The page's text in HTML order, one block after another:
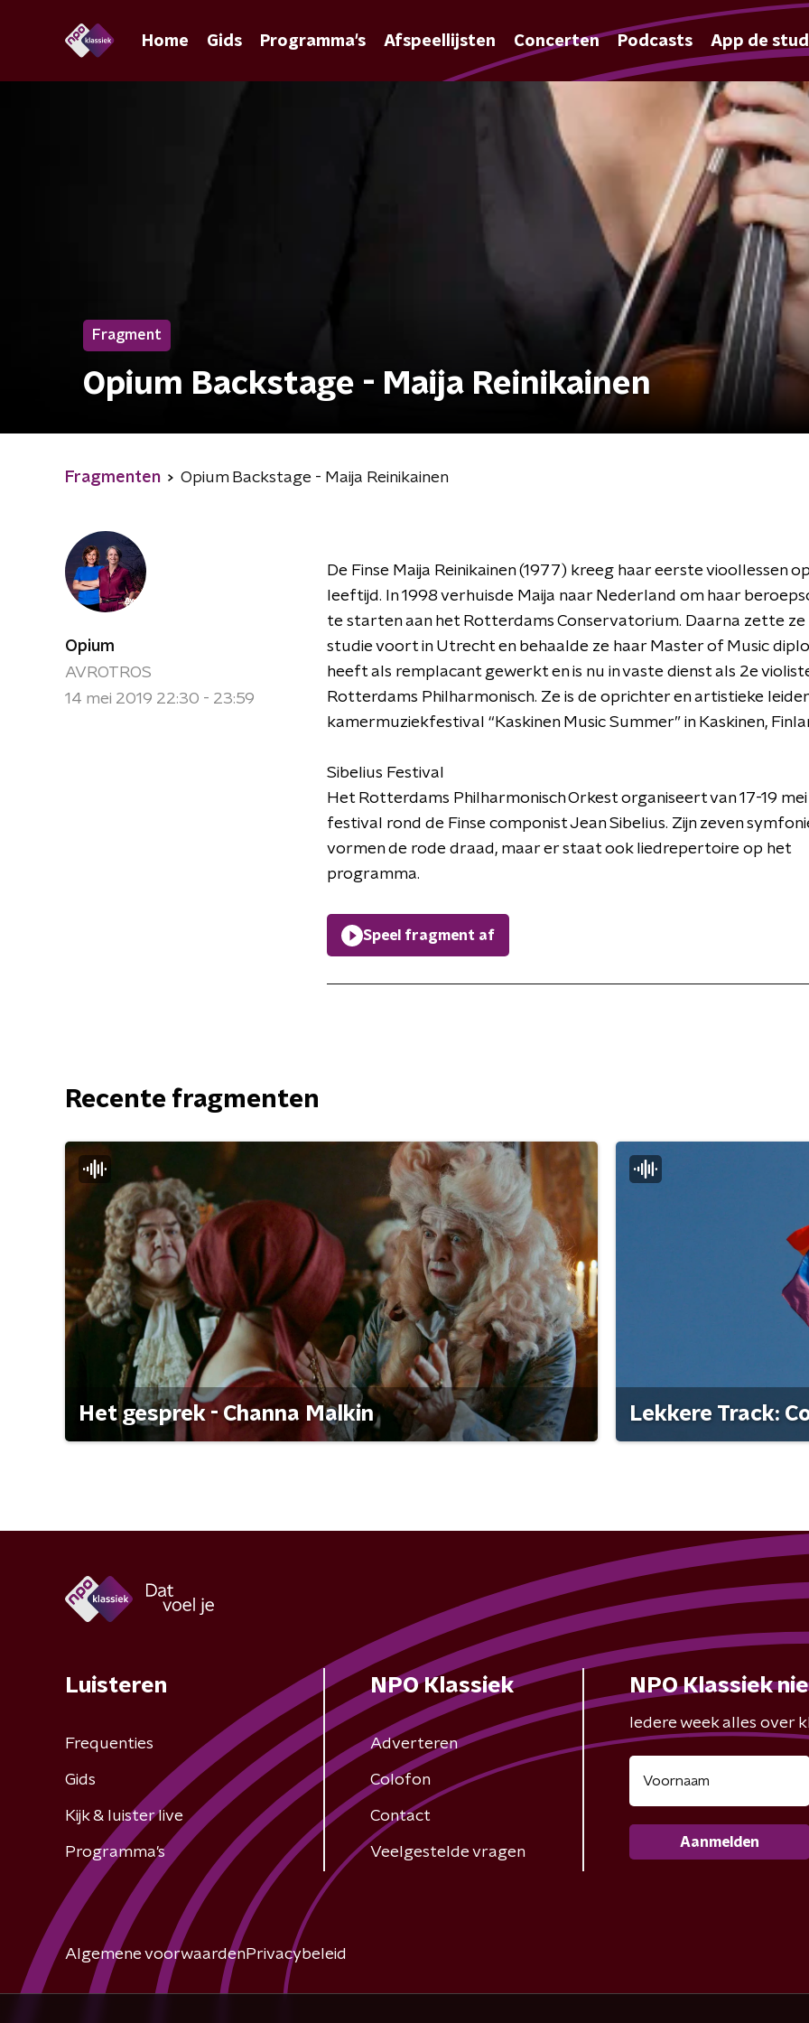
Home Gids Programma's Afspeellijsten Concerten Podcasts App de
Fragment
Opium Backstage - Maija Reinikainen
Fragmenten Opium Backstage - Maija Reinikainen
Opium
AVROTROS
14 mei 2019 22:30 - 23:59
De Finse Maija Reinikainen (1977) kreeg haar eerste vioollessen
leeftijd. In 1998 verhuisde Maija naar Nederland om haar
te starten aan het Rotterdams Conservatorium. Daarna zette ze
studie voort in Utrecht en behaalde ze haar Master of Music
heeft als remplacant gewerkt en is nu in vaste dienst als 2e
Rotterdams Philharmonisch. Ze is de oprichter en artistieke
kamermuziekfestival “Kaskinen Music Summer” in Kaskinen,
Sibelius Festival
Het Rotterdams Philharmonisch Orkest organiseert van 17-19 mei
festival rond de Finse componist Jean Sibelius. Zijn zeven
vormen de rode draad, maar er staat ook liedrepertoire op het
programma.
Speel fragment af
Recente fragmenten
Het gesprek - Channa Malkin Lekkere Track:
Luisteren
Frequenties
Gids
Kijk & luister live
Programma's
NPO Klassiek
Adverteren
Colofon
Contact
Veelgestelde vragen
NPO Klassiek
Iedere week alles over
Aanmelden
Algemene voorwaardenPrivacybeleid